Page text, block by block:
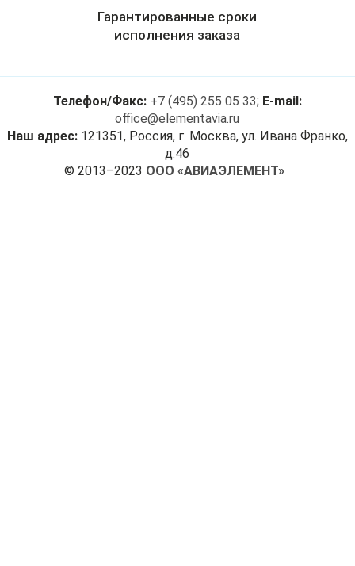
Гарантированные сроки
исполнения заказа
Телефон/Факс: +7 (495) 255 05 33; E-mail:
office@elementavia.ru
Наш адрес: 121351, Россия, г. Москва, ул. Ивана Франко,
д.46
© 2013–2023 ООО «АВИАЭЛЕМЕНТ»